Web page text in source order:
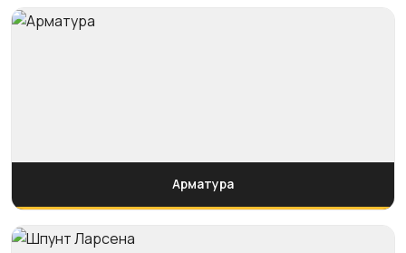
Арматура